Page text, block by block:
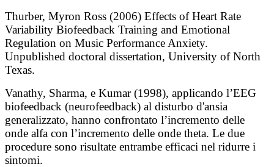
Thurber, Myron Ross (2006) Effects of Heart Rate
Variability Biofeedback Training and Emotional
Regulation on Music Performance Anxiety.
Unpublished doctoral dissertation, University of North
Texas.
Vanathy, Sharma, e Kumar (1998), applicando l’EEG
biofeedback (neurofeedback) al disturbo d'ansia
generalizzato, hanno confrontato l’incremento delle
onde alfa con l’incremento delle onde theta. Le due
procedure sono risultate entrambe efficaci nel ridurre i
sintomi.